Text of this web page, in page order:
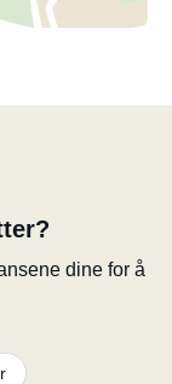
dine for å